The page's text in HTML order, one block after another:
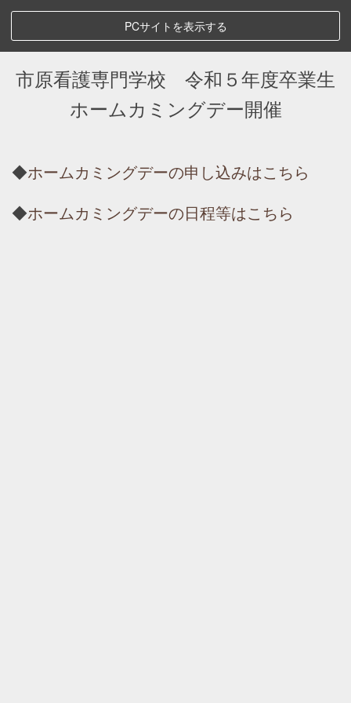
PCサイトを表示する
市原看護専門学校 令和５年度卒業生
ホームカミングデー開催
◆ホームカミングデーの申し込みはこちら
◆ホームカミングデーの日程等はこちら